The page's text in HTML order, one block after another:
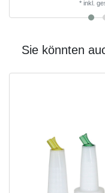
* inkl.
Sie könnten